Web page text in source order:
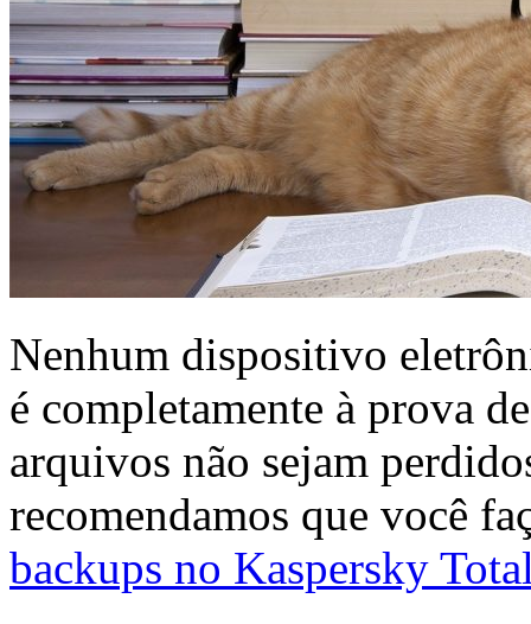
Nenhum dispositivo
é completamente à prova
arquivos não sejam
recomendamos que você
backups no Kaspersky